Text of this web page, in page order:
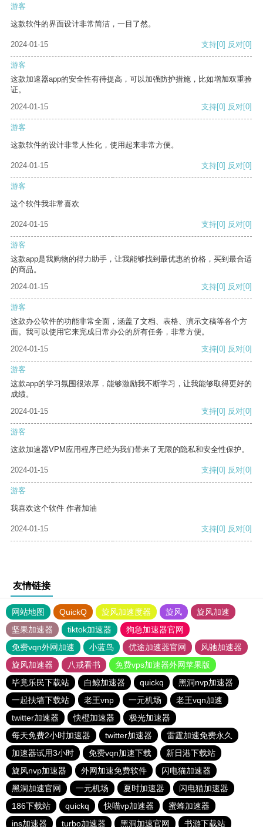
游客
这款软件的界面设计非常简洁，一目了然。
2024-01-15 支持[0] 反对[0]
游客
这款加速器app的安全性有待提高，可以加强防护措施，比如增加双重验
证。
2024-01-15
支持[0] 反对[0]
游客
这款软件的设计非常人性化，使用起来非常方便。
2024-01-15 支持[0] 反对[0]
游客
这个软件我非常喜欢
2024-01-15 支持[0] 反对[0]
游客
这款app是我购物的得力助手，让我能够找到最优惠的价格，买到最合适
的商品。
2024-01-15
支持[0] 反对[0]
游客
这款办公软件的功能非常全面，涵盖了文档、表格、演示文稿等各个方
面。我可以使用它来完成日常办公的所有任务，非常方便。
2024-01-15
支持[0] 反对[0]
游客
这款app的学习氛围很浓厚，能够激励我不断学习，让我能够取得更好的
成绩。
2024-01-15
支持[0] 反对[0]
游客
这款加速器VPM应用程序已经为我们带来了无限的隐私和安全性保护。
2024-01-15 支持[0] 反对[0]
游客
我喜欢这个软件 作者加油
2024-01-15 支持[0] 反对[0]
友情链接
网站地图 QuickQ 旋风加速度器 旋风
旋风加速
坚果加速器
tiktok加速器
狗急加速器官网
免费vqn外网加速
小蓝鸟 优途加速器官网
风驰加速器
旋风加速器
八戒看书
免费vps加速器外网苹果版
毕竟乐民下载站
白鲸加速器 quickq
黑洞nvp加速器
一起扶墙下载站
老王vnp 一元机场
老王vqn加速
twitter加速器
快橙加速器
极光加速器
每天免费2小时加速器
twitter加速器
雷霆加速免费永久
加速器试用3小时
免费vqn加速下载
新日港下载站
旋风nvp加速器
外网加速免费软件
闪电猫加速器
黑洞加速官网
一元机场 夏时加速器
闪电猫加速器
186下载站
quickq 快喵vp加速器
蜜蜂加速器
ins加速器
turbo加速器 黑洞加速官网 书游下载站